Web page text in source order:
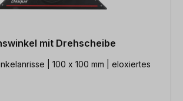
mit Drehscheibe
| 100 x 100 mm | eloxiertes